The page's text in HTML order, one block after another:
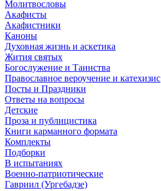
Молитвословы
Акафисты
Акафистники
Каноны
Духовная жизнь и аскетика
Жития святых
Богослужение и Таинства
Православное вероучение и катехизис
Посты и Праздники
Ответы на вопросы
Детские
Проза и публицистика
Книги карманного формата
Комплекты
Подборки
В испытаниях
Военно-патриотические
Гавриил (Ургебадзе)